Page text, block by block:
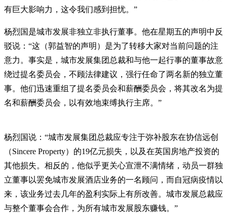
有巨大影响力，这令我们感到担忧。”
杨烈国是城市发展非独立非执行董事。他在星期五的声明中反
驳说：“这（郭益智的声明）是为了转移大家对当前问题的注
意力。事实是，城市发展集团总裁和与他一起行事的董事故意
绕过提名委员会，不顾法律建议，强行任命了两名新的独立董
事。他们迅速重组了提名委员会和薪酬委员会，将其改名为提
名和薪酬委员会，以有效地束缚执行主席。”
杨烈国说：“城市发展集团总裁应专注于弥补股东在协信远创
（Sincere Property）的19亿元损失，以及在英国房地产投资的
其他损失。相反的，他似乎更关心宣泄不满情绪，动员一群独
立董事以罢免城市发展酒店业务的一名顾问，而自冠病疫情以
来，该业务过去几年的盈利实际上有所改善。城市发展总裁应
与整个董事会合作，为所有城市发展股东赚钱。”